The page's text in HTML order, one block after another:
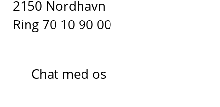
2150 Nordhavn
Ring 70 10 90 00
Chat med os